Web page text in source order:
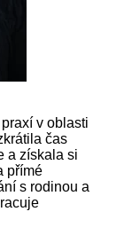
v oblasti
čas
a získala si
přímé
s rodinou a